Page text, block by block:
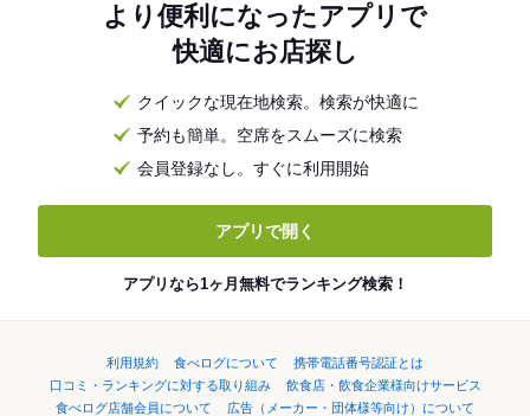
より便利になったアプリで
快適にお店探し
クイックな現在地検索。検索が快適に
予約も簡単。空席をスムーズに検索
会員登録なし。すぐに利用開始
アプリで開く
アプリなら1ヶ月無料でランキング検索！
利用規約 食べログについて
携帯電話番号認証とは
口コミ・ランキングに対する取り組み
飲食店・飲食企業様向けサービス
食べログ店舗会員について
広告（メーカー・団体様等向け）について